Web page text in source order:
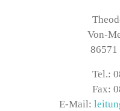
Von-
86571
Tel.:
Fax:
E-Mail: